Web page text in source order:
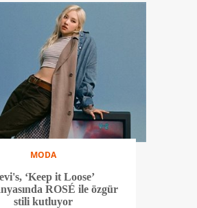
MODA
‘Keep it Loose’
ROSÉ ile özgür
stili kutluyor